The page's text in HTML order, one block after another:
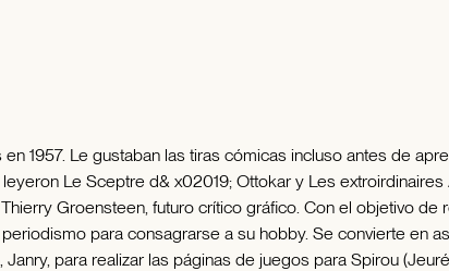
1957. Le gustaban las tiras cómicas incluso antes de
Le Sceptre d& x02019; Ottokar y Les
Groensteen, futuro crítico gráfico. Con el objetivo
para consagrarse a su hobby. Se convierte en
para realizar las páginas de juegos para Spirou